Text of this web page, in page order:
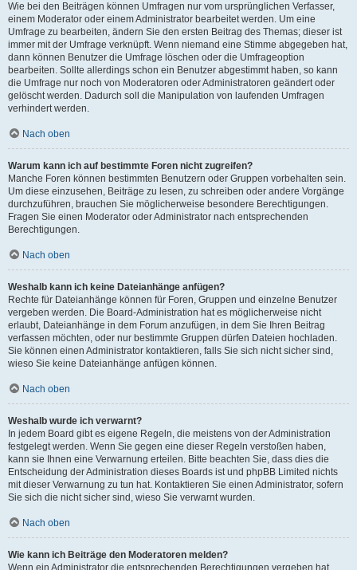
Wie bei den Beiträgen können Umfragen nur vom ursprünglichen Verfasser,
einem Moderator oder einem Administrator bearbeitet werden. Um eine
Umfrage zu bearbeiten, ändern Sie den ersten Beitrag des Themas; dieser ist
immer mit der Umfrage verknüpft. Wenn niemand eine Stimme abgegeben hat,
dann können Benutzer die Umfrage löschen oder die Umfrageoption
bearbeiten. Sollte allerdings schon ein Benutzer abgestimmt haben, so kann
die Umfrage nur noch von Moderatoren oder Administratoren geändert oder
gelöscht werden. Dadurch soll die Manipulation von laufenden Umfragen
verhindert werden.
Nach oben
Warum kann ich auf bestimmte Foren nicht zugreifen?
Manche Foren können bestimmten Benutzern oder Gruppen vorbehalten sein.
Um diese einzusehen, Beiträge zu lesen, zu schreiben oder andere Vorgänge
durchzuführen, brauchen Sie möglicherweise besondere Berechtigungen.
Fragen Sie einen Moderator oder Administrator nach entsprechenden
Berechtigungen.
Nach oben
Weshalb kann ich keine Dateianhänge anfügen?
Rechte für Dateianhänge können für Foren, Gruppen und einzelne Benutzer
vergeben werden. Die Board-Administration hat es möglicherweise nicht
erlaubt, Dateianhänge in dem Forum anzufügen, in dem Sie Ihren Beitrag
verfassen möchten, oder nur bestimmte Gruppen dürfen Dateien hochladen.
Sie können einen Administrator kontaktieren, falls Sie sich nicht sicher sind,
wieso Sie keine Dateianhänge anfügen können.
Nach oben
Weshalb wurde ich verwarnt?
In jedem Board gibt es eigene Regeln, die meistens von der Administration
festgelegt werden. Wenn Sie gegen eine dieser Regeln verstoßen haben,
kann sie Ihnen eine Verwarnung erteilen. Bitte beachten Sie, dass dies die
Entscheidung der Administration dieses Boards ist und phpBB Limited nichts
mit dieser Verwarnung zu tun hat. Kontaktieren Sie einen Administrator, sofern
Sie sich die nicht sicher sind, wieso Sie verwarnt wurden.
Nach oben
Wie kann ich Beiträge den Moderatoren melden?
Wenn ein Administrator die entsprechenden Berechtigungen vergeben hat,